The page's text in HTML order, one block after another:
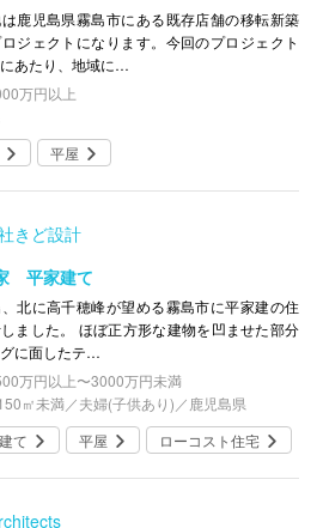
鹿児島県霧島市にある既存店舗の移転新築
ジェクトになります。今回のプロジェクト
あたり、地域に…
万円以上
平屋
きど設計
平家建て
北に高千穂峰が望める霧島市に平家建の住
ました。 ほぼ正方形な建物を凹ませた部分
に面したテ…
万円以上〜3000万円未満
㎡未満／夫婦(子供あり)／鹿児島県
て
平屋 ローコスト住宅